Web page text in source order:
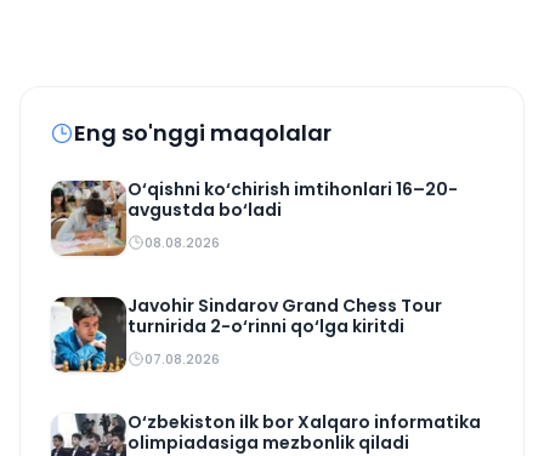
Eng so'nggi maqolalar
O‘qishni ko‘chirish imtihonlari 16–20-
avgustda bo‘ladi
08.08.2026
Javohir Sindarov Grand Chess Tour
turnirida 2-o‘rinni qo‘lga kiritdi
07.08.2026
O‘zbekiston ilk bor Xalqaro informatika
olimpiadasiga mezbonlik qiladi